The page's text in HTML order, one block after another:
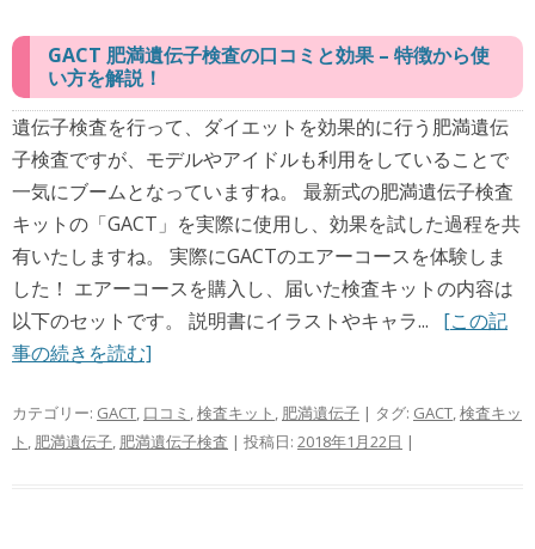
GACT 肥満遺伝子検査の口コミと効果 – 特徴から使
い方を解説！
遺伝子検査を行って、ダイエットを効果的に行う肥満遺伝
子検査ですが、モデルやアイドルも利用をしていることで
一気にブームとなっていますね。 最新式の肥満遺伝子検査
キットの「GACT」を実際に使用し、効果を試した過程を共
有いたしますね。 実際にGACTのエアーコースを体験しま
した！ エアーコースを購入し、届いた検査キットの内容は
以下のセットです。 説明書にイラストやキャラ... [この記
事の続きを読む]
カテゴリー: GACT, 口コミ ,検査キット , 肥満遺伝子 | タグ: GACT,検査キッ
ト , 肥満遺伝子, 肥満遺伝子検査 | 投稿日: 2018年1月22日 |